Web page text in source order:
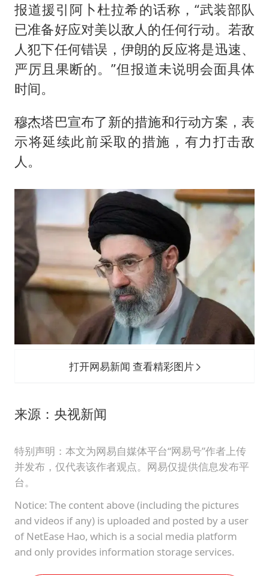
报道援引阿卜杜拉希的话称，“武装部队
已准备好应对美以敌人的任何行动。若敌
人犯下任何错误，伊朗的反应将是迅速、
严厉且果断的。”但报道未说明会面具体
时间。
穆杰塔巴宣布了新的措施和行动方案，表
示将延续此前采取的措施，有力打击敌
人。
打开网易新闻 查看精彩图片
来源：央视新闻
特别声明：本文为网易自媒体平台“网易号”作者上传
并发布，仅代表该作者观点。网易仅提供信息发布平
台。
Notice: The content above (including the pictures
and videos if any) is uploaded and posted by a user
of NetEase Hao, which is a social media platform
and only provides information storage services.